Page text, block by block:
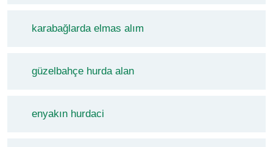
karabağlarda elmas alım
güzelbahçe hurda alan
enyakın hurdaci